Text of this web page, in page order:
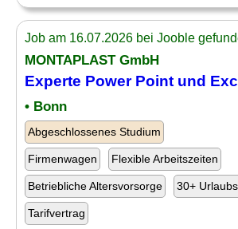
Job am 16.07.2026 bei Jooble
MONTAPLAST GmbH
Experte Power Point und
• Bonn
Abgeschlossenes Studium
Firmenwagen Flexible Arbeitszeiten
Betriebliche Altersvorsorge 30+
Tarifvertrag